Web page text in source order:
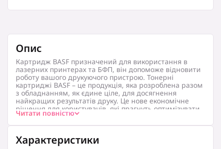
Опис
Картридж BASF призначений для використання в
лазерних принтерах та БФП, він допоможе відновити
роботу вашого друкуючого пристрою. Тонерні
картриджі BASF – це продукція, яка розроблена разом
з обладнанням, як єдине ціле, для досягнення
найкращих результатів друку. Це нове економічне
рішення для користувачів, які прагнуть оптимізувати
витрати на друк, не втрачаючи в якості відбитків і
надійності продукту. Тонерні картриджі перед
картриджів своєї категорії, що є гарантією надійності.
Читати повністю
Характеристики